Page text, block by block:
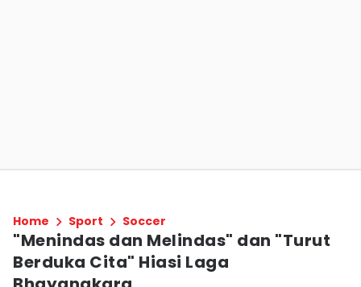
Home Sport Soccer
"Menindas dan Melindas" dan "Turut
Berduka Cita" Hiasi Laga